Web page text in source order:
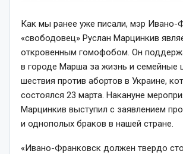
Как мы ранее уже писали, мэр Ивано-
«свободовец» Руслан Марцинкив
откровенным гомофобом. Он
в городе Марша за жизнь и семейные
шествия против абортов в Украине,
состоялся 23 марта. Накануне
Марцинкив выступил с заявлением
и однополых браков в нашей стране.
«Ивано-Франковск должен твердо